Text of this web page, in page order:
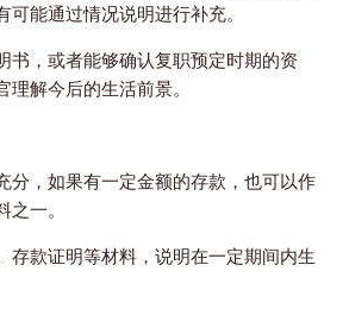
能通过情况说明进行补充。
书，或者能够确认复职预定时期的资
解今后的生活前景。
分，如果有一定金额的存款，也可以作
一。
存款证明等材料，说明在一定期间内生